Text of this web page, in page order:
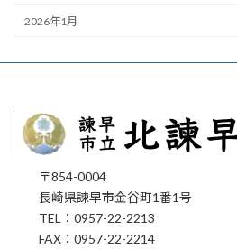
2026年1月
〒854-0004
長崎県諫早市金谷町1番1号
TEL：0957-22-2213
FAX：0957-22-2214